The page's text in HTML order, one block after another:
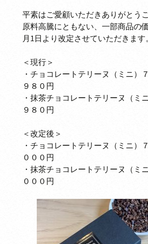
平素はご愛顧いただきありがとう
原料高騰にともない、一部商品の
月1日より改定させていただきます。
＜現行＞
・チョコレートテリーヌ（
９８０円
・抹茶チョコレートテリーヌ（
９８０円
＜改定後＞
・チョコレートテリーヌ（ミ
０００円
・抹茶チョコレートテリーヌ（ミ
０００円